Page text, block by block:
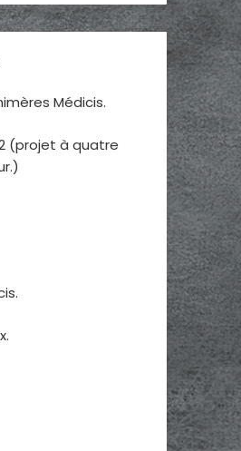
Médicis.
(projet à quatre